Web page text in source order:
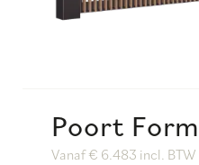
Poort
Vanaf € 6.483 incl. BTW